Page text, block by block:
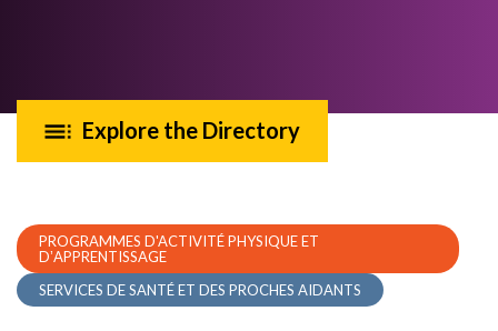
Explore the Directory
PROGRAMMES D'ACTIVITÉ PHYSIQUE ET
DʼAPPRENTISSAGE
SERVICES DE SANTÉ ET DES PROCHES AIDANTS